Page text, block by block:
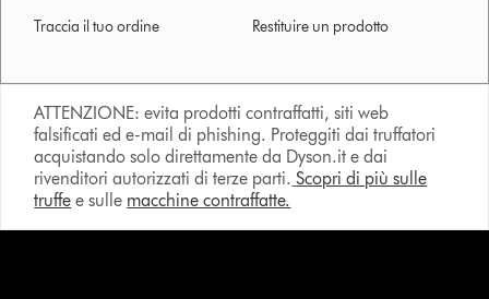
Traccia il tuo ordine Restituire un prodotto
ATTENZIONE: evita prodotti contraffatti, siti web
falsificati ed e-mail di phishing. Proteggiti dai truffatori
acquistando solo direttamente da Dyson.it e dai
rivenditori autorizzati di terze parti. Scopri di più sulle
truffe e sulle macchine contraffatte.